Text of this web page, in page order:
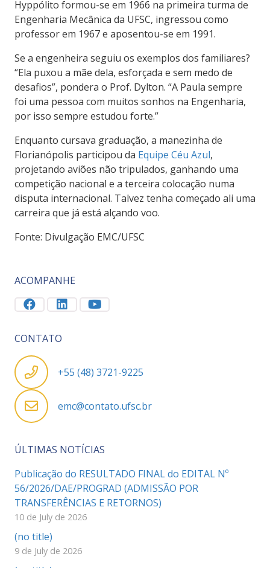
Hyppólito formou-se em 1966 na primeira turma de
Engenharia Mecânica da UFSC, ingressou como
professor em 1967 e aposentou-se em 1991.
Se a engenheira seguiu os exemplos dos familiares?
“Ela puxou a mãe dela, esforçada e sem medo de
desafios”, pondera o Prof. Dylton. “A Paula sempre
foi uma pessoa com muitos sonhos na Engenharia,
por isso sempre estudou forte.”
Enquanto cursava graduação, a manezinha de
Florianópolis participou da Equipe Céu Azul,
projetando aviões não tripulados, ganhando uma
competição nacional e a terceira colocação numa
disputa internacional. Talvez tenha começado ali uma
carreira que já está alçando voo.
Fonte: Divulgação EMC/UFSC
ACOMPANHE
CONTATO
+55 (48) 3721-9225
emc@contato.ufsc.br
ÚLTIMAS NOTÍCIAS
Publicação do RESULTADO FINAL do EDITAL Nº
56/2026/DAE/PROGRAD (ADMISSÃO POR
TRANSFERÊNCIAS E RETORNOS)
10 de July de 2026
(no title)
9 de July de 2026